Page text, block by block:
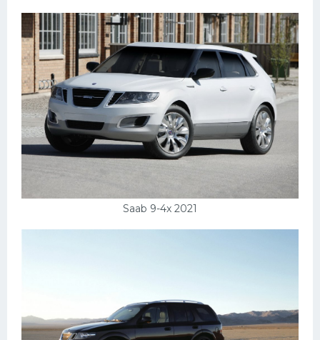
Saab 9-4x 2021